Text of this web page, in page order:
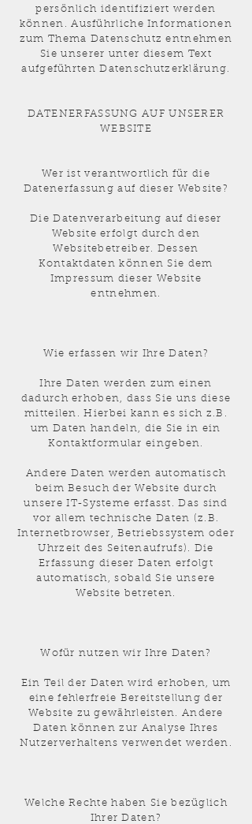
persönlich identifiziert werden
können. Ausführliche Informationen
zum Thema Datenschutz entnehmen
Sie unserer unter diesem Text
aufgeführten Datenschutzerklärung.
DATENERFASSUNG AUF UNSERER
WEBSITE
Wer ist verantwortlich für die
Datenerfassung auf dieser Website?
Die Datenverarbeitung auf dieser
Website erfolgt durch den
Websitebetreiber. Dessen
Kontaktdaten können Sie dem
Impressum dieser Website
entnehmen.
Wie erfassen wir Ihre Daten?
Ihre Daten werden zum einen
dadurch erhoben, dass Sie uns diese
mitteilen. Hierbei kann es sich z.B.
um Daten handeln, die Sie in ein
Kontaktformular eingeben.
Andere Daten werden automatisch
beim Besuch der Website durch
unsere IT-Systeme erfasst. Das sind
vor allem technische Daten (z.B.
Internetbrowser, Betriebssystem oder
Uhrzeit des Seitenaufrufs). Die
Erfassung dieser Daten erfolgt
automatisch, sobald Sie unsere
Website betreten.
Wofür nutzen wir Ihre Daten?
Ein Teil der Daten wird erhoben, um
eine fehlerfreie Bereitstellung der
Website zu gewährleisten. Andere
Daten können zur Analyse Ihres
Nutzerverhaltens verwendet werden.
Welche Rechte haben Sie bezüglich
Ihrer Daten?